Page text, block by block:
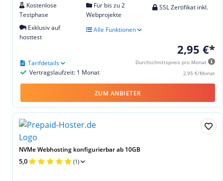
Kostenlose
Testphase
Für bis zu 2
Webprojekte
SSL Zertifikat inkl.
Exklusiv auf
hosttest
Alle Funktionen
2,95 €*
Durchschnittspreis pro Monat
2,95 €/Monat
Vertragslaufzeit: 1 Monat
Tarifdetails
ZUM ANBIETER
NVMe Webhosting konfigurierbar ab 10GB
5,0 (1)